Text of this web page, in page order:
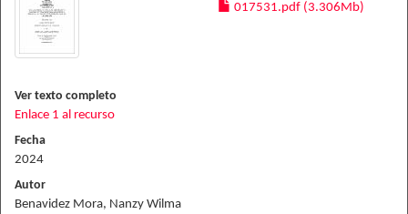
017531.pdf (3.306Mb)
Ver texto completo
Enlace 1 al recurso
Fecha
2024
Autor
Benavidez Mora, Nanzy Wilma